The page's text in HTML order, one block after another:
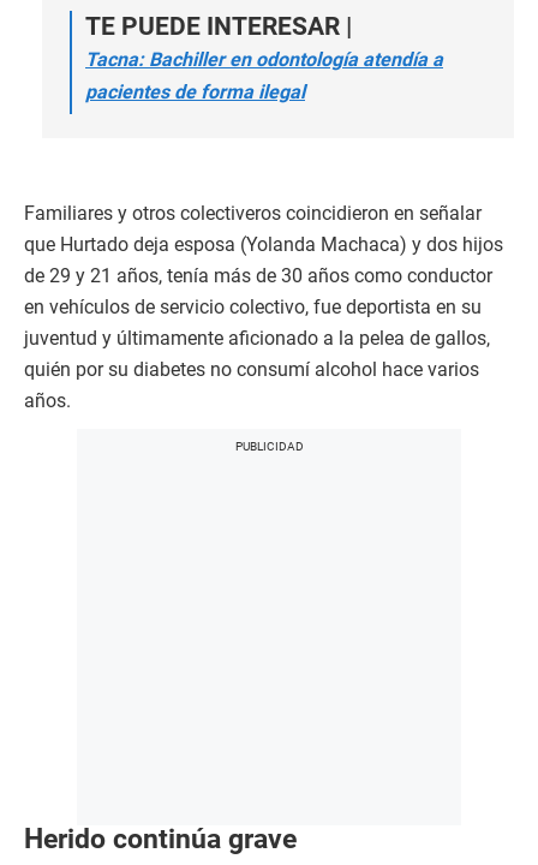
TE PUEDE INTERESAR |
Tacna: Bachiller en odontología atendía a
pacientes de forma ilegal
Familiares y otros colectiveros coincidieron en señalar
que Hurtado deja esposa (Yolanda Machaca) y dos hijos
de 29 y 21 años, tenía más de 30 años como conductor
en vehículos de servicio colectivo, fue deportista en su
juventud y últimamente aficionado a la pelea de gallos,
quién por su diabetes no consumí alcohol hace varios
años.
Herido continúa grave